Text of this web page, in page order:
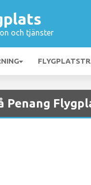
och tjänster
Penang